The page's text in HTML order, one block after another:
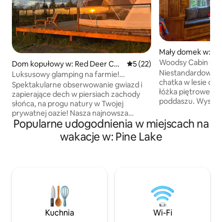
Dom kopułowy w: Red Deer Cou
nty
Średnia ocena: 5 na 5,
5 (22)
Luksusowy glamping na farmie!
(Szwedzki Dom)
Spektakularne obserwowanie gwiazd i
zapierające dech w piersiach zachody
słońca, na progu natury w Twojej
prywatnej oazie! Nasza najnowsza
oferta – ten dom kopułowy
o powierzchni ponad 600 stóp
kwadratowych – zapewnia wszystkie
dziedzictwa mojego dziadka. Wygodne
łóżko typu king, w pełni wyposażona
kuchnia ze wszystkimi podstawowymi
udogodnieniami. Duży prysznic
Mały domek w:
ounty
Woodsy Cabin
Paradise
Niestandardowa,
chatka w lesie o
łóżka piętrowe/
poddaszu.
Prywatny
wodospad.
Nowość!
w odosobnieniu i
śpij pod
niebem. 10 minut
Lake. Zgodnie z
Popularne udogodnienia w miejscach na
wakacje w: Pine Lake
Kuchnia Wi-Fi